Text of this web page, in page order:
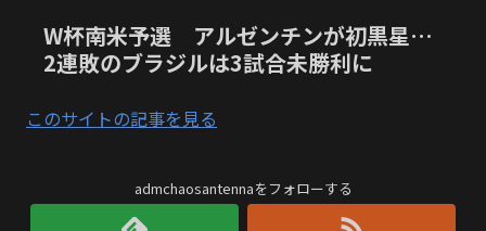
W杯南米予選 アルゼンチンが初黒星…
2連敗のブラジルは3試合未勝利に
このサイトの記事を見る
admchaosantennaをフォローする